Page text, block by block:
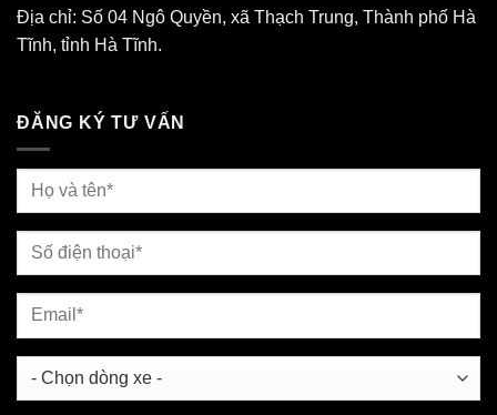
Địa chỉ: Số 04 Ngô Quyền, xã Thạch Trung, Thành phố Hà
Tĩnh, tỉnh Hà Tĩnh.
ĐĂNG KÝ TƯ VẤN